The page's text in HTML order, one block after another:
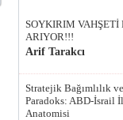
SOYKIRIM VAHŞETİ
ARIYOR!!!
Arif Tarakcı
Stratejik Bağımlılık
Paradoks: ABD-İsrail
Anatomisi